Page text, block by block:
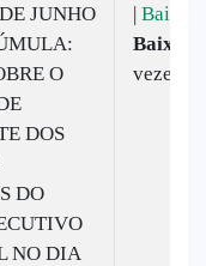
JUNHO
O
DOS
DO
NO DIA
| Baixar
vezes